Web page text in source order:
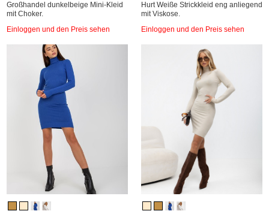
Großhandel dunkelbeige Mini-Kleid
mit Choker.
Einloggen und den Preis sehen
Hurt Weiße Strickkleid eng anliegend
mit Viskose.
Einloggen und den Preis sehen